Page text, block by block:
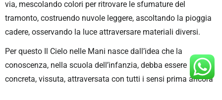
via, mescolando colori per ritrovare le sfumature del
tramonto, costruendo nuvole leggere, ascoltando la pioggia
cadere, osservando la luce attraversare materiali diversi.
Per questo Il Cielo nelle Mani nasce dall’idea che la
conoscenza, nella scuola dell’infanzia, debba essere
concreta, vissuta, attraversata con tutti i sensi prima ancora